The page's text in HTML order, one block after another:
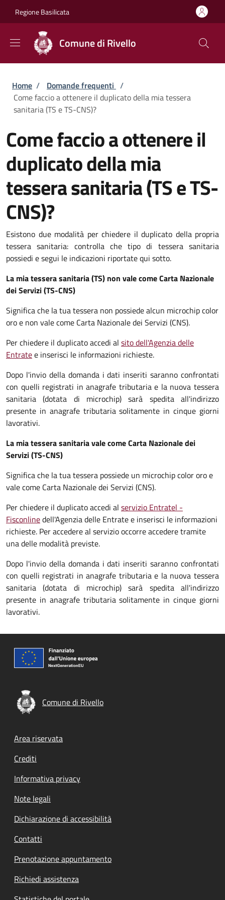
Regione Basilicata
Comune di Rivello
Briciole di pane
Home / Domande frequenti /
Come faccio a ottenere il duplicato della mia tessera
sanitaria (TS e TS-CNS)?
Come faccio a ottenere il
duplicato della mia
tessera sanitaria (TS e TS-
CNS)?
Esistono due modalità per chiedere il duplicato della propria
tessera sanitaria: controlla che tipo di tessera sanitaria
possiedi e segui le indicazioni riportate qui sotto.
La mia tessera sanitaria (TS) non vale come Carta Nazionale
dei Servizi (TS-CNS)
Significa che la tua tessera non possiede alcun microchip color
oro e non vale come Carta Nazionale dei Servizi (CNS).
Per chiedere il duplicato accedi al sito dell'Agenzia delle
Entratee inserisci le informazioni richieste.
Dopo l'invio della domanda i dati inseriti saranno confrontati
con quelli registrati in anagrafe tributaria e la nuova tessera
sanitaria (dotata di microchip) sarà spedita all'indirizzo
presente in anagrafe tributaria solitamente in cinque giorni
lavorativi.
La mia tessera sanitaria vale come Carta Nazionale dei
Servizi (TS-CNS)
Significa che la tua tessera possiede un microchip color oro e
vale come Carta Nazionale dei Servizi (CNS).
Per chiedere il duplicato accedi al servizio Entratel -
Fisconlinedell'Agenzia delle Entrate e inserisci le informazioni
richieste. Per accedere al servizio occorre accedere tramite
una delle modalità previste.
Dopo l'invio della domanda i dati inseriti saranno confrontati
con quelli registrati in anagrafe tributaria e la nuova tessera
sanitaria (dotata di microchip) sarà spedita all'indirizzo
presente in anagrafe tributaria solitamente in cinque giorni
lavorativi.
Comune di Rivello
Footer menu
Area riservata
Crediti
Informativa privacy
Note legali
Dichiarazione di accessibilità
Contatti
Prenotazione appuntamento
Richiedi assistenza